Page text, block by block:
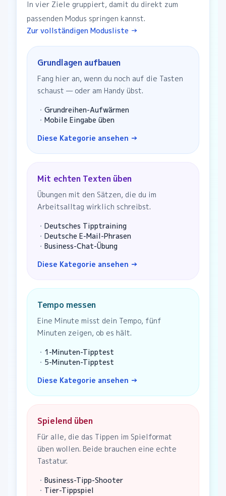
In vier Ziele gruppiert, damit du direkt zum
passenden Modus springen kannst.
Zur vollständigen Modusliste →
Grundlagen aufbauen
Fang hier an, wenn du noch auf die Tasten
schaust — oder am Handy übst.
・ Grundreihen-Aufwärmen
・ Mobile Eingabe üben
Diese Kategorie ansehen →
Mit echten Texten üben
Übungen mit den Sätzen, die du im
Arbeitsalltag wirklich schreibst.
・ Deutsches Tipptraining
・ Deutsche E-Mail-Phrasen
・ Business-Chat-Übung
Diese Kategorie ansehen →
Tempo messen
Eine Minute misst dein Tempo, fünf
Minuten zeigen, ob es hält.
・ 1-Minuten-Tipptest
・ 5-Minuten-Tipptest
Diese Kategorie ansehen →
Spielend üben
Für alle, die das Tippen im Spielformat
üben wollen. Beide brauchen eine echte
Tastatur.
・ Business-Tipp-Shooter
・ Tier-Tippspiel